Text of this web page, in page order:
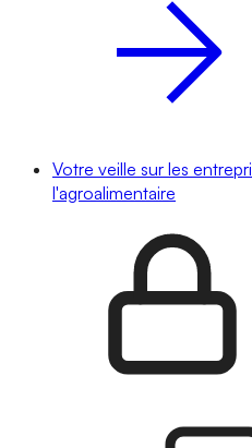
Votre veille sur les
l'agroalimentaire